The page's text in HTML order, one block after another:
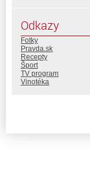
Odkazy
Fotky
Pravda.sk
Recepty
Šport
TV program
Vinotéka